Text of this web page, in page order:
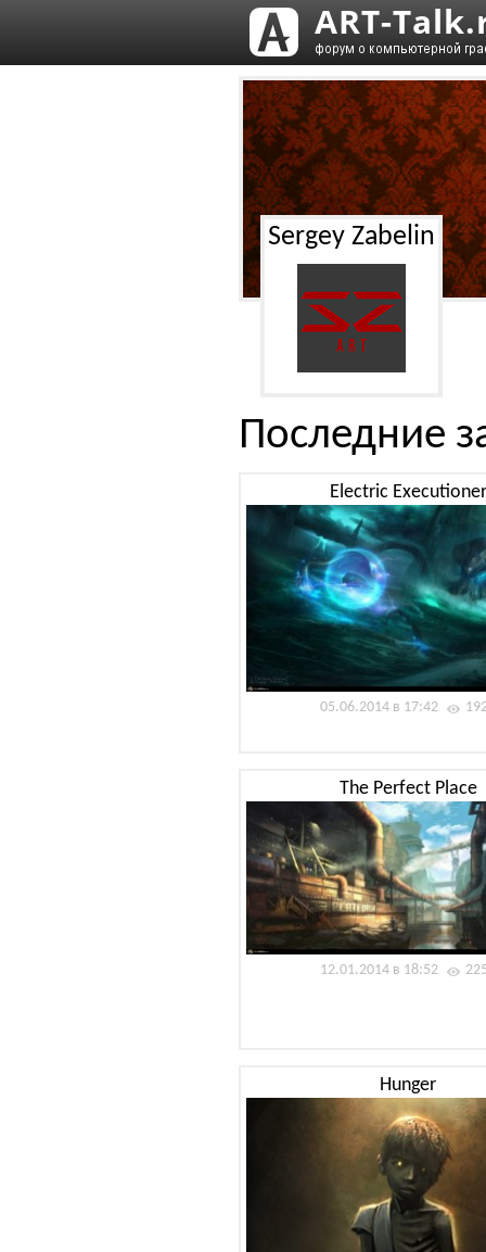
Sergey Zabelin
Последние
Electric Executioner
05.06.2014 в 17:42
The Perfect Place
12.01.2014 в 18:52
Hunger